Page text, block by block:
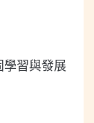
習與發展